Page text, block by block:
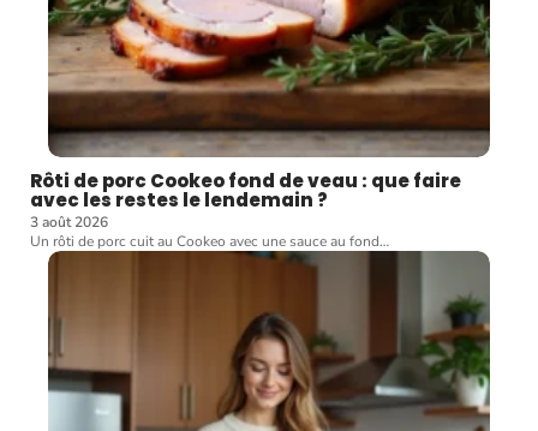
Rôti de porc Cookeo fond de veau : que faire
avec les restes le lendemain ?
3 août 2026
Un rôti de porc cuit au Cookeo avec une sauce au fond…